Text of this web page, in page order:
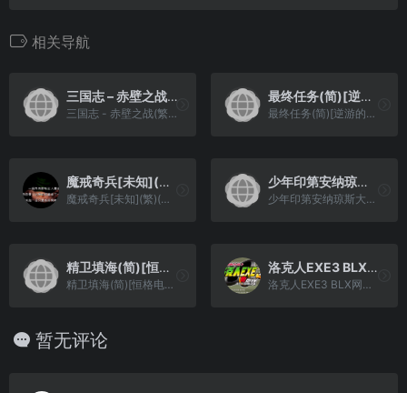
相关导航
三国志 – 赤壁之战(繁)[Asder](CN)[ACT](3Mb)
三国志 - 赤壁之战(繁)[Asder](CN)[ACT](3Mb)
最终任务(简)[逆游的五彩鱼](JP)[STG](3Mb)
最终任务(简)[逆游的五彩鱼](JP)[STG](3Mb)
魔戒奇兵[未知](繁)(非官方)(32Mb)(需使用MGBA模拟器)
魔戒奇兵[未知](繁)(非官方)(32Mb)(需使用MGBA模拟器)
少年印第安纳琼斯大冒险(v1.1)(简)[溪流满月+KasuraJ](US)[ACT](3Mb)
少年印第安纳琼斯大冒险(v1.1)(简)[溪流满月+KasuraJ](US)[ACT](3Mb)
精卫填海(简)[恒格电子](CN)[AVG](8Mb)
精卫填海(简)[恒格电子](CN)[AVG](8Mb)
洛克人EXE3 BLX网络大战 (v1.4+)(flyeyes)(简)(80Mb)
洛克人EXE3 BLX网络大战 (v1.4+)(flyeyes)(简)(80Mb)
暂无评论